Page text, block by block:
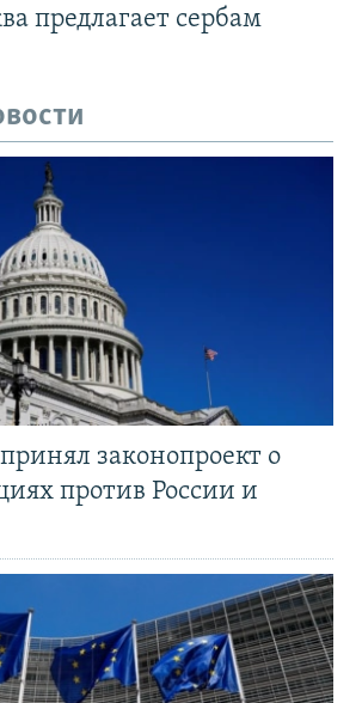
предлагает сербам
законопроект о
против России и